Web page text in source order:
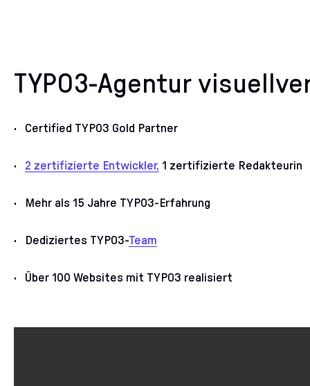
TYPO3-Agentur
Certified TYPO3 Gold Partner
2 zertifizierte Entwickler, 1 zertifizierte Redakteurin
Mehr als 15 Jahre TYPO3-Erfahrung
Dediziertes TYPO3-Team
Über 100 Websites mit TYPO3 realisiert